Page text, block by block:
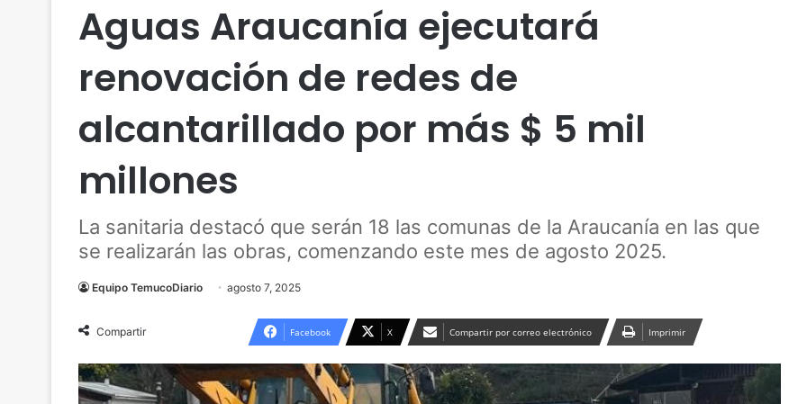
Aguas Araucanía ejecutará
renovación de redes de
alcantarillado por más $ 5 mil
millones
La sanitaria destacó que serán 18 las comunas de la Araucanía en las que
se realizarán las obras, comenzando este mes de agosto 2025.
Equipo TemucoDiario agosto 7, 2025
Compartir Facebook X Compartir por correo electrónico Imprimir